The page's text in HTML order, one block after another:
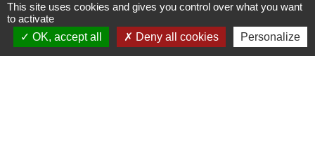
Si, à 67 ans, vous avez seulement
152 trimestres, tous régimes confondus, dont
120 auprès de l’Assurance retraite et 32 auprès
This site uses cookies and gives you control over what you want
to activate
OK, accept all
Deny all cookies Personalize